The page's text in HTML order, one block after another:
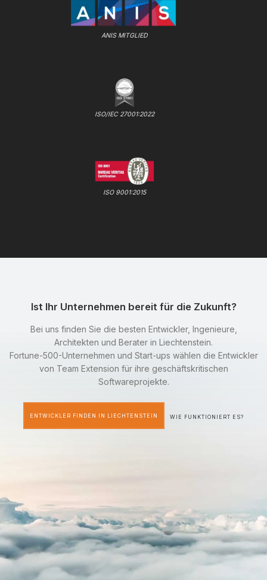
ANIS MITGLIED
ISO/IEC 27001:2022
ISO 9001:2015
Ist Ihr Unternehmen bereit für die Zukunft?
Bei uns finden Sie die besten Entwickler, Ingenieure,
Architekten und Berater in Liechtenstein.
Fortune-500-Unternehmen und Start-ups wählen die Entwickler
von Team Extension für ihre geschäftskritischen
Softwareprojekte.
ENTWICKLER FINDEN IN LIECHTENSTEIN WIE FUNKTIONIERT ES?